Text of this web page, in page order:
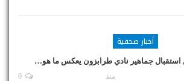
أخبار صحفية
جماهير نادي طرابزون يعكس ما هو…
منذ